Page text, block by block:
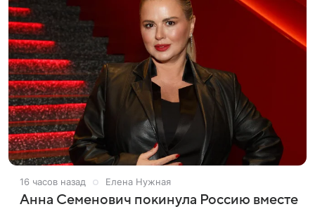
16 часов назад Елена Нужная
Анна Семенович покинула Россию вместе